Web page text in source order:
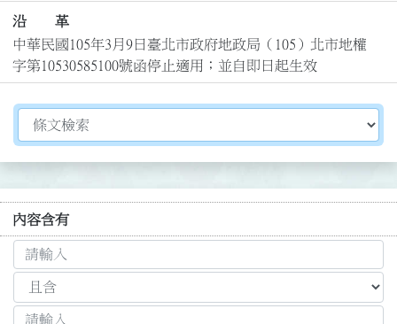
沿 革
中華民國105年3月9日臺北市政府地政局（105）北市地權
字第10530585100號函停止適用；並自即日起生效
切換選擇法規資訊內容
內容含有